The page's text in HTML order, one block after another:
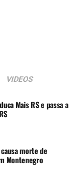
VIDEOS
Mais RS e passa a
morte de
Montenegro